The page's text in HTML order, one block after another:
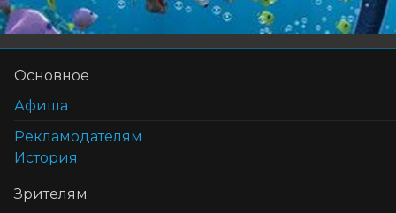
Основное
Афиша
Рекламодателям
История
Зрителям